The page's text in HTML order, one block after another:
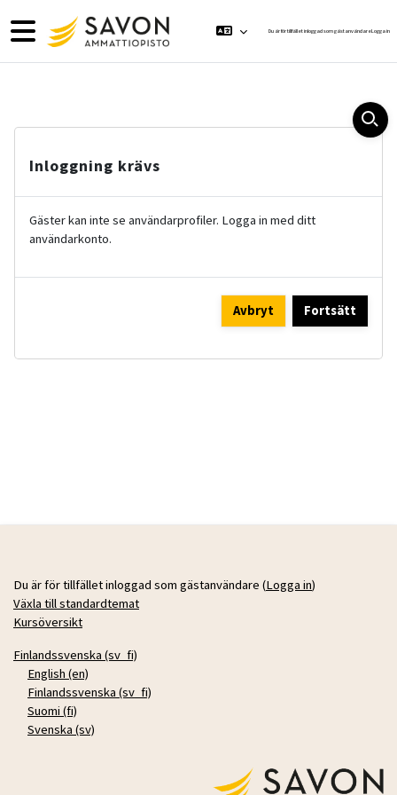
Sidopanel Du är för tillfället inloggad som gästanvändareLogga in
Inloggning krävs
Gäster kan inte se användarprofiler. Logga in med ditt
användarkonto.
Avbryt Fortsätt
Du är för tillfället inloggad som gästanvändare (Logga in)
Växla till standardtemat
Kursöversikt
Finlandssvenska ‎(sv_fi)‎
English ‎(en)‎
Finlandssvenska ‎(sv_fi)‎
Suomi ‎(fi)‎
Svenska ‎(sv)‎